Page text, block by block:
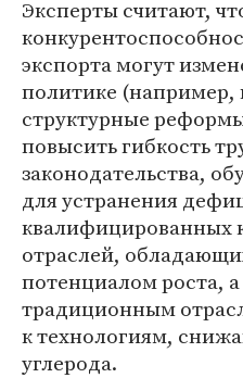
Эксперты считают,
экспорта могут
политике (например,
структурные
повысить гибкость
законодательства,
для устранения
квалифицированных
отраслей,
потенциалом роста,
традиционным
к технологиям,
углерода.